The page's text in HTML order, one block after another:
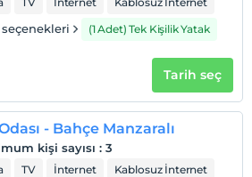
bebekler ücretsizdir.
kadar 1 çocuk ücretsizdir
seçenekleri (1 Adet) Tek Kişilik Yatak
Tarih seç
- Bahçe Manzaralı
kişi sayısı : 3
TV İnternet Kablosuz İnternet